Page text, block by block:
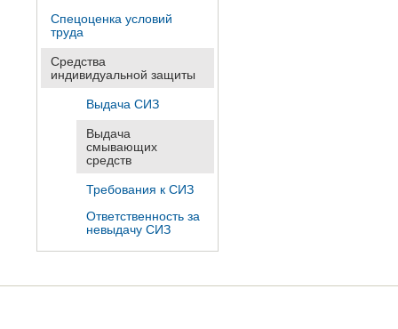
Спецоценка условий
труда
Средства
индивидуальной защиты
Выдача СИЗ
Выдача
смывающих
средств
Требования к СИЗ
Ответственность за
невыдачу СИЗ